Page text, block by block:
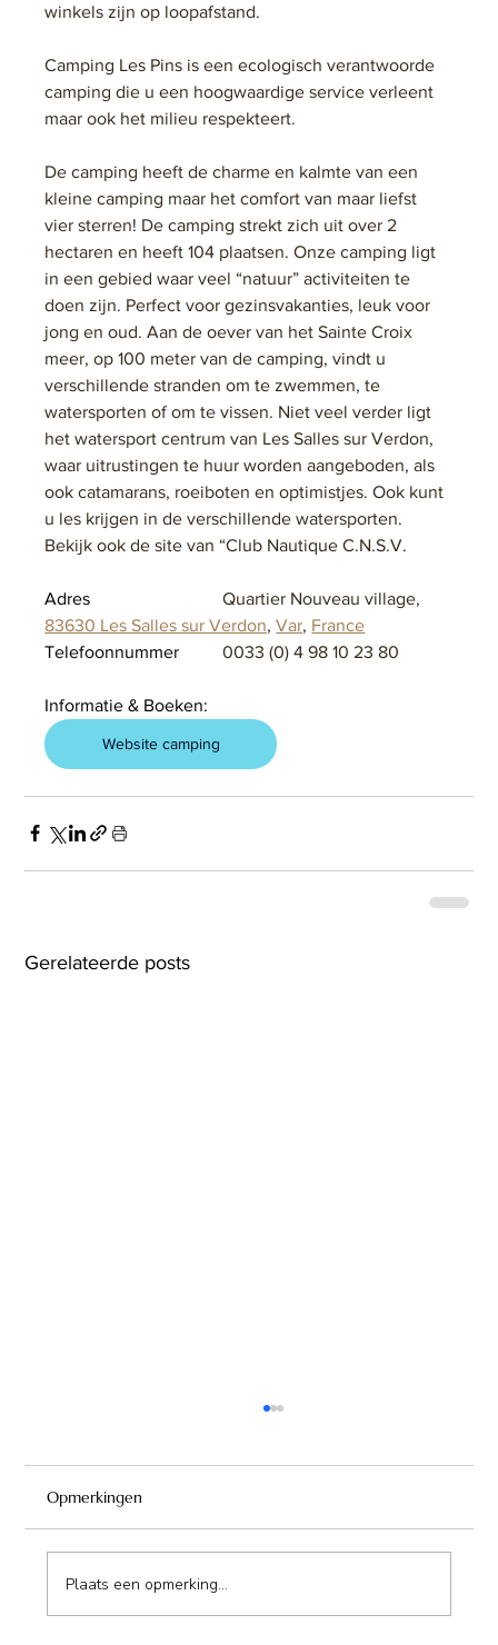
winkels zijn op loopafstand.
Camping Les Pins is een ecologisch verantwoorde
camping die u een hoogwaardige service verleent
maar ook het milieu respekteert.
De camping heeft de charme en kalmte van een
kleine camping maar het comfort van maar liefst
vier sterren! De camping strekt zich uit over 2
hectaren en heeft 104 plaatsen. Onze camping ligt
in een gebied waar veel “natuur” activiteiten te
doen zijn. Perfect voor gezinsvakanties, leuk voor
jong en oud. Aan de oever van het Sainte Croix
meer, op 100 meter van de camping, vindt u
verschillende stranden om te zwemmen, te
watersporten of om te vissen. Niet veel verder ligt
het watersport centrum van Les Salles sur Verdon,
waar uitrustingen te huur worden aangeboden, als
ook catamarans, roeiboten en optimistjes. Ook kunt
u les krijgen in de verschillende watersporten.
Bekijk ook de site van “Club Nautique C.N.S.V.
Adres Quartier Nouveau village,
83630 Les Salles sur Verdon, Var, France
Telefoonnummer 0033 (0) 4 98 10 23 80
Informatie & Boeken:
Website camping
Gerelateerde posts
Opmerkingen
Plaats een opmerking...